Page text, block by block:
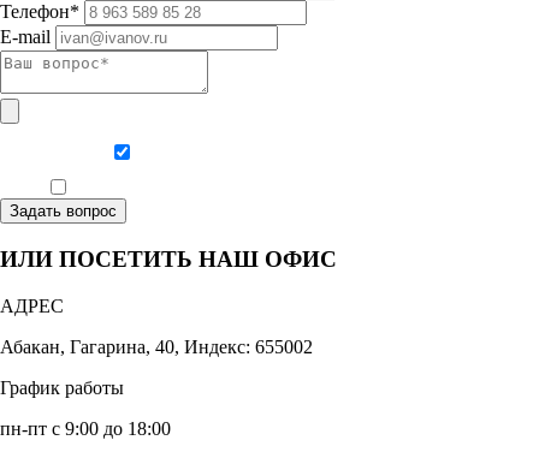
Телефон*
E-mail
Задать вопрос
ИЛИ ПОСЕТИТЬ НАШ ОФИС
АДРЕС
Абакан, Гагарина, 40, Индекс: 655002
График работы
пн-пт с 9:00 до 18:00